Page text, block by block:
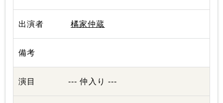
橘家仲蔵
--- 仲入り ---